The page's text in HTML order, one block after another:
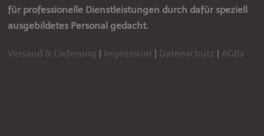
für professionelle Dienstleistungen durch dafür speziell
ausgebildetes Personal gedacht.
Versand & Lieferung | Impressum | Datenschutz |AGBs